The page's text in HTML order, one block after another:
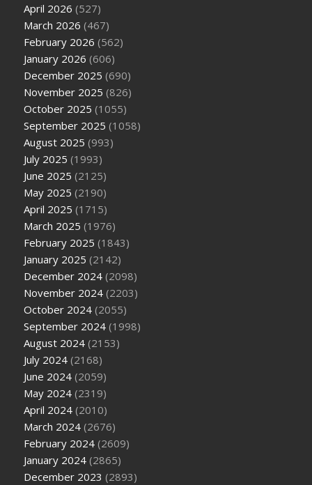
April 2026 (527)
March 2026 (467)
February 2026 (562)
January 2026 (606)
December 2025 (690)
November 2025 (826)
October 2025 (1055)
September 2025 (1058)
August 2025 (993)
July 2025 (1993)
June 2025 (2125)
May 2025 (2190)
April 2025 (1715)
March 2025 (1976)
February 2025 (1843)
January 2025 (2142)
December 2024 (2098)
November 2024 (2203)
October 2024 (2055)
September 2024 (1998)
August 2024 (2153)
July 2024 (2168)
June 2024 (2059)
May 2024 (2319)
April 2024 (2010)
March 2024 (2676)
February 2024 (2609)
January 2024 (2865)
December 2023 (2893)